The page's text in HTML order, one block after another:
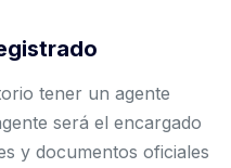
tener un agente
será el encargado
y documentos oficiales